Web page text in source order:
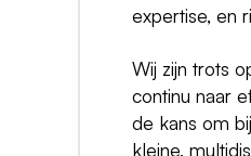
expertise, en
Wij zijn trots
continu naar
de kans om
kleine,